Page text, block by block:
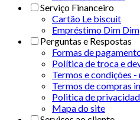
Serviço Financeiro
Cartão Le biscuit
Empréstimo Dim Dim
Perguntas e Respostas
Formas de
Política de troca e
Termos e condições
Termos de compras
Politica de
Mapa do site